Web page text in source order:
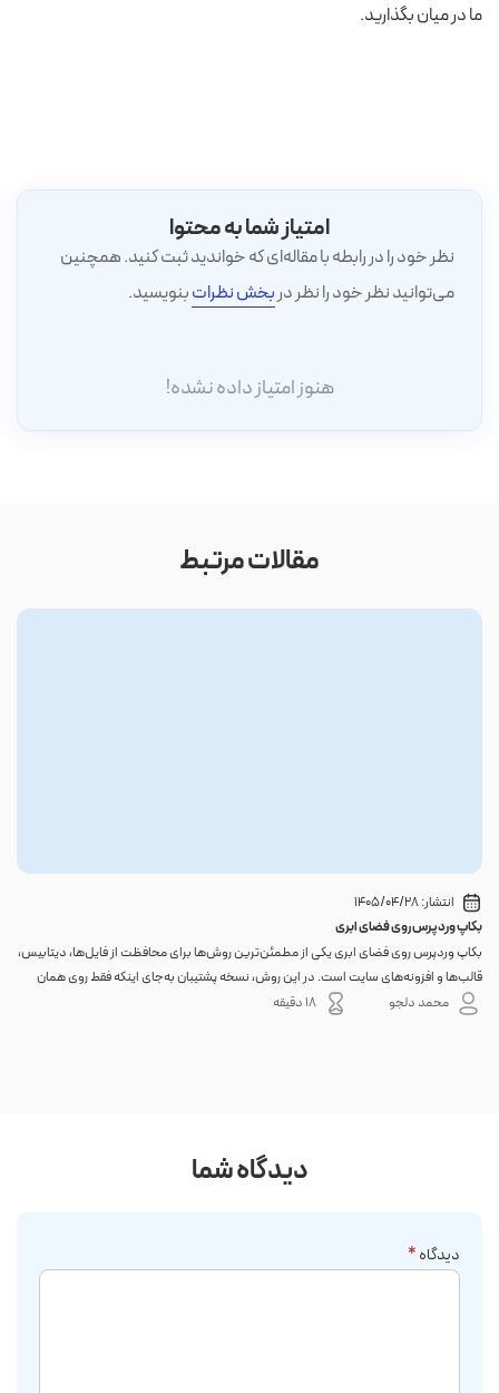
ما در میان بگذارید.
امتیاز شما به محتوا
نظر خود را در رابطه با مقاله‌ای که خواندید ثبت کنید. همچنین
می‌توانید نظر خود را نظر دربخش نظراتبنویسید.
هنوز امتیاز داده نشده!
مقالات مرتبط
انتشار:1405/04/28
بکاپ وردپرس روی فضای ابری
بکاپ وردپرس روی فضای ابری یکی از مطمئن‌ترین روش‌ها برای محافظت از فایل‌ها، دیتابیس،
قالب‌ها و افزونه‌های سایت است. در این روش، نسخه پشتیبان به‌جای اینکه فقط روی همان
هاست اصلی باقی بماند، به یک فضای جداگانه منتقل می‌شود؛ بنابراین خرابی سرور، هک
محمد دلجو 18 دقیقه
دیدگاه شما
دیدگاه*